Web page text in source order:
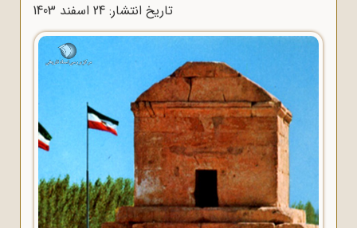
تاریخ انتشار: 24 اسفند 1403